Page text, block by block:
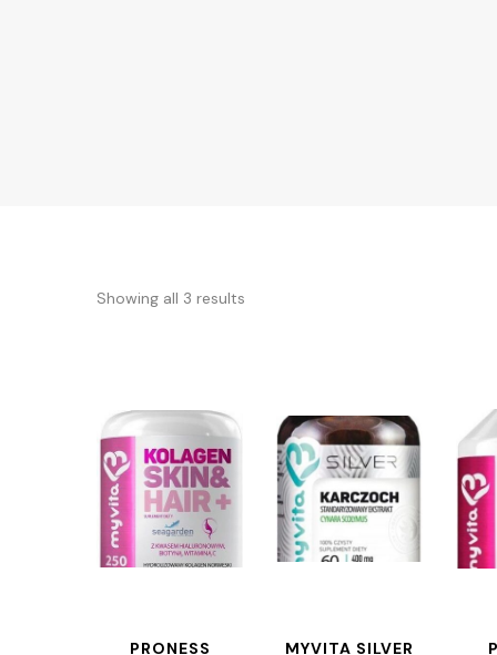
Showing all 3 results
PRONESS MYVITA SILVER